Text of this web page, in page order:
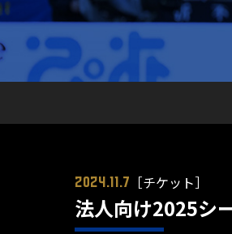
2024.11.7 ［チケット］
法人向け2025シ